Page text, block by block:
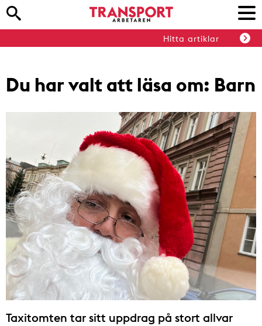
Hitta artiklar
Du har valt att läsa om: Barn
Taxitomten tar sitt uppdrag på stort allvar